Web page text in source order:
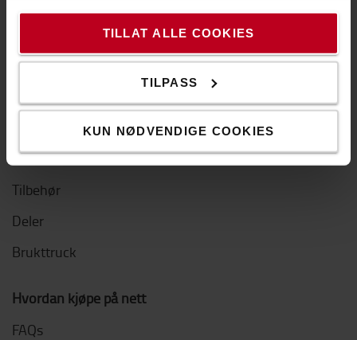
TILLAT ALLE COOKIES
TILPASS
KUN NØDVENDIGE COOKIES
Jekketralle
Motvektstruck
Tilbehør
Deler
Brukttruck
Hvordan kjøpe på nett
FAQs